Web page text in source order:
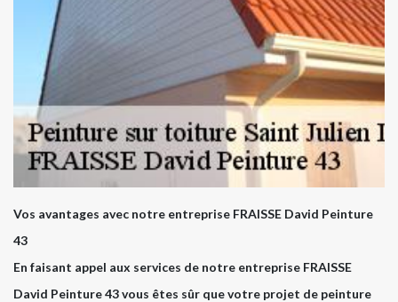
Vos avantages avec notre entreprise FRAISSE David Peinture
43
En faisant appel aux services de notre entreprise FRAISSE
David Peinture 43 vous êtes sûr que votre projet de peinture